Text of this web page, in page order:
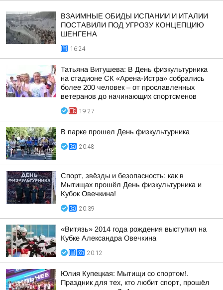
ВЗАИМНЫЕ ОБИДЫ ИСПАНИИ И ИТАЛИИ
ПОСТАВИЛИ ПОД УГРОЗУ КОНЦЕПЦИЮ
ШЕНГЕНА
16:24
Татьяна Витушева: В День физкультурника
на стадионе СК «Арена-Истра» собрались
более 200 человек – от прославленных
ветеранов до начинающих спортсменов
19:27
В парке прошел День физкультурника
20:48
Спорт, звёзды и безопасность: как в
Мытищах прошёл День физкультурника и
Кубок Овечкина!
20:39
«Витязь» 2014 года рождения выступил на
Кубке Александра Овечкина
20:12
Юлия Купецкая: Мытищи со спортом!.
Праздник для тех, кто любит спорт, прошёл